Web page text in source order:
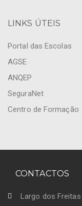
LINKS ÚTEIS
Portal das Escolas
AGSE
ANQEP
SeguraNet
Centro de Formação
CONTACTOS
Largo dos